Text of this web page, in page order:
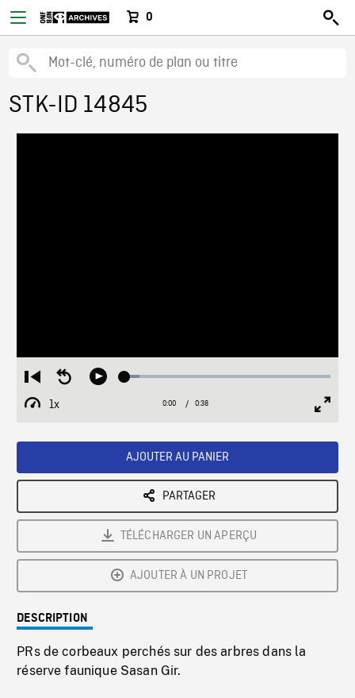
0
STK-ID 14845
Restart
from
beginning
Seek
Play Loaded:
1x
Playback
Current
0:00 / Duration
0:38
AJOUTER AU PANIER
PARTAGER
TÉLÉCHARGER UN APERÇU
AJOUTER À UN PROJET
DESCRIPTION
PRs de corbeaux perchés sur des arbres dans la
réserve faunique Sasan Gir.